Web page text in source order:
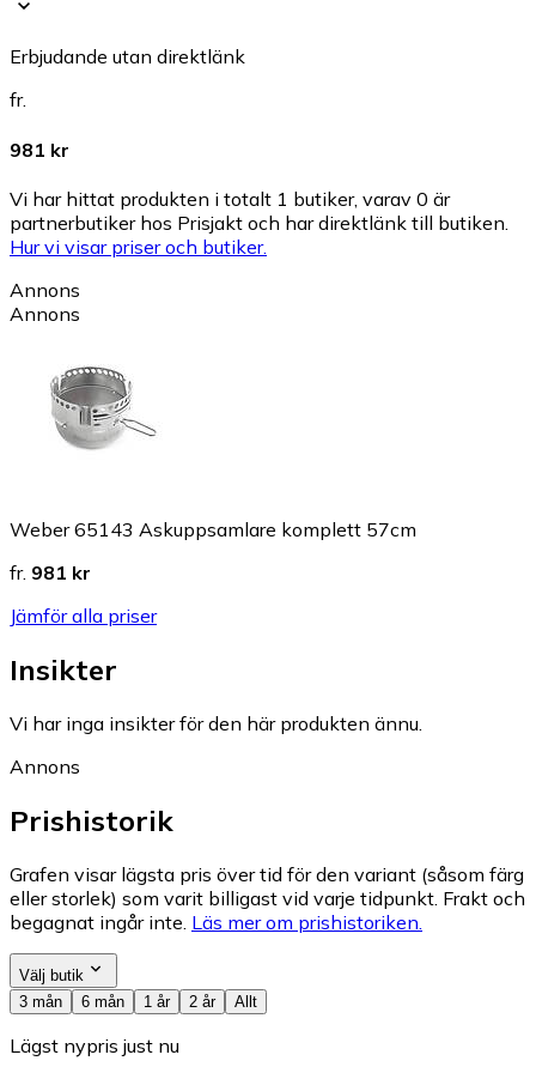
Erbjudande utan direktlänk
fr.
981 kr
Vi har hittat produkten i totalt 1 butiker, varav 0 är
partnerbutiker hos Prisjakt och har direktlänk till butiken.
Hur vi visar priser och butiker.
Annons
Annons
Weber 65143 Askuppsamlare komplett 57cm
fr. 981 kr
Jämför alla priser
Insikter
Vi har inga insikter för den här produkten ännu.
Annons
Prishistorik
Grafen visar lägsta pris över tid för den variant (såsom färg
eller storlek) som varit billigast vid varje tidpunkt. Frakt och
begagnat ingår inte. Läs mer om prishistoriken.
Välj butik
3 mån
6 mån 1 år 2 år Allt
Lägst nypris just nu